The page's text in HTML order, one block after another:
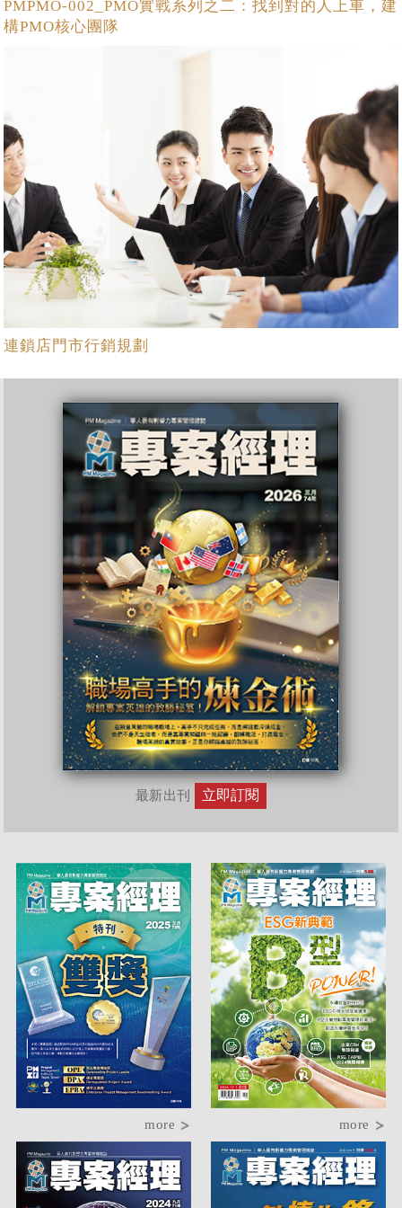
PMPMO-002_PMO實戰系列之二：找到對的人上車，建
構PMO核心團隊
連鎖店門市行銷規劃
最新出刊 立即訂閱
more more